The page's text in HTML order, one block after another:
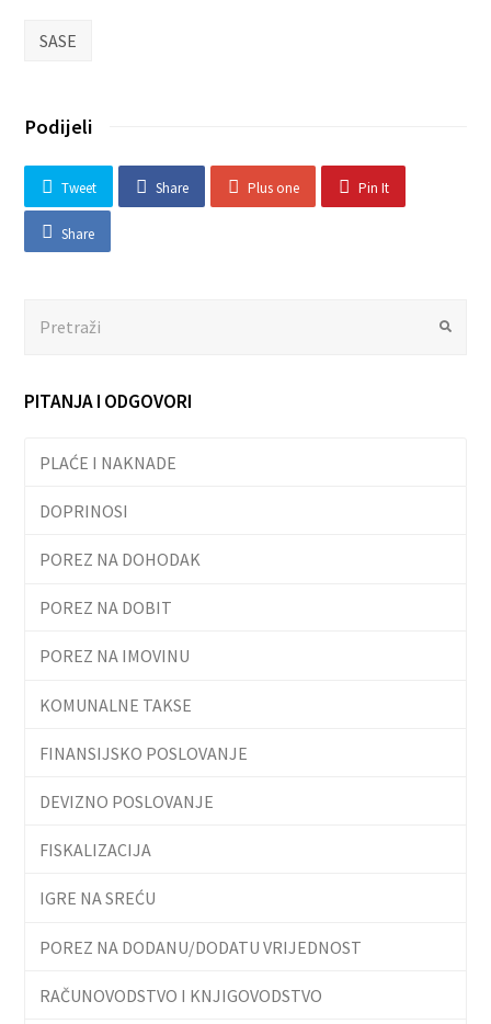
SASE
Podijeli
Tweet Share Plus one Pin It
Share
Submit
PITANJA I ODGOVORI
PLAĆE I NAKNADE
DOPRINOSI
POREZ NA DOHODAK
POREZ NA DOBIT
POREZ NA IMOVINU
KOMUNALNE TAKSE
FINANSIJSKO POSLOVANJE
DEVIZNO POSLOVANJE
FISKALIZACIJA
IGRE NA SREĆU
POREZ NA DODANU/DODATU VRIJEDNOST
RAČUNOVODSTVO I KNJIGOVODSTVO